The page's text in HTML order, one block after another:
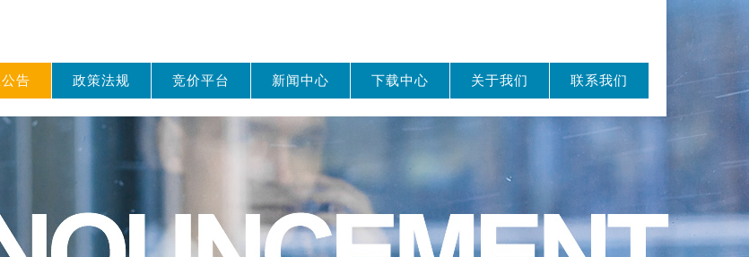
告 政策法规 竞价平台 新闻中心 下载中心 关于我们 联系我们